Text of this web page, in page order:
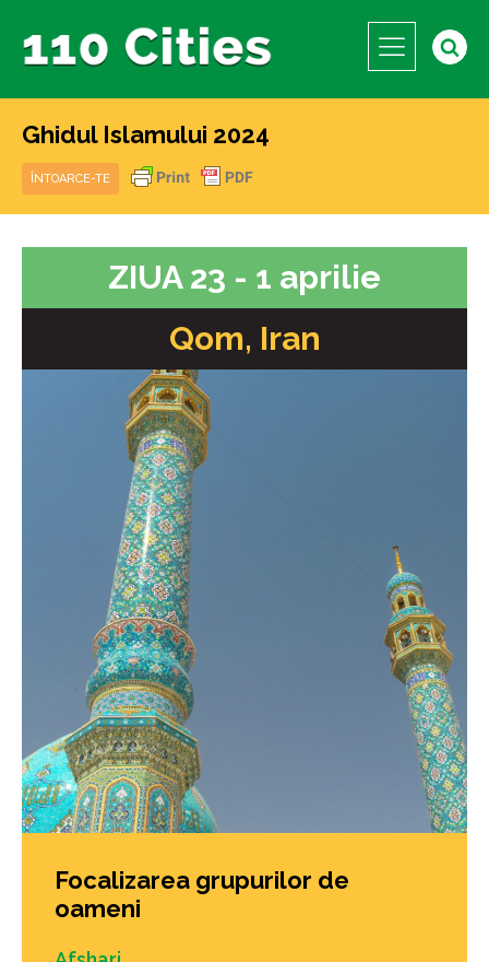
Ghidul Islamului 2024
ÎNTOARCE-TE
ZIUA 23 - 1 aprilie
Qom, Iran
Focalizarea grupurilor de
oameni